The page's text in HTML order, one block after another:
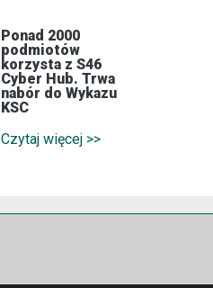
Ponad 2000
podmiotów
korzysta z S46
Cyber Hub. Trwa
nabór do Wykazu
KSC
Czytaj więcej >>